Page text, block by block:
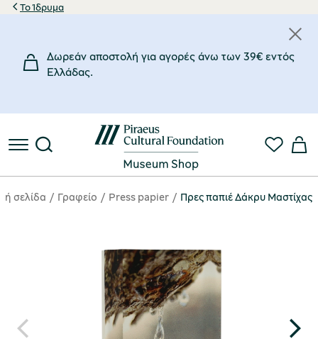
Το Ίδρυμα
Δωρεάν αποστολή για αγορές άνω των 39€ εντός
Eλλάδας.
σελίδα Γραφείο Press papier Πρες παπιέ Δάκρυ Μαστίχας